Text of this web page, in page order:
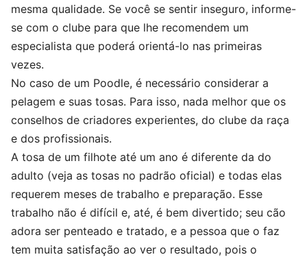
mesma qualidade. Se você se sentir inseguro, informe-
se com o clube para que lhe recomendem um
especialista que poderá orientá-lo nas primeiras
vezes.
No caso de um Poodle, é necessário considerar a
pelagem e suas tosas. Para isso, nada melhor que os
conselhos de criadores experientes, do clube da raça
e dos profissionais.
A tosa de um filhote até um ano é diferente da do
adulto (veja as tosas no padrão oficial) e todas elas
requerem meses de trabalho e preparação. Esse
trabalho não é difícil e, até, é bem divertido; seu cão
adora ser penteado e tratado, e a pessoa que o faz
tem muita satisfação ao ver o resultado, pois o